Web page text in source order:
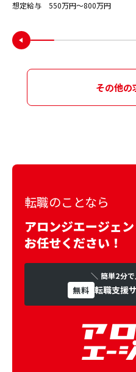
想定給与 550万円〜800万円
その他の
転職のことなら
アロンジエージェ
お任せください！
＼ 簡単2分
無料 転職支援